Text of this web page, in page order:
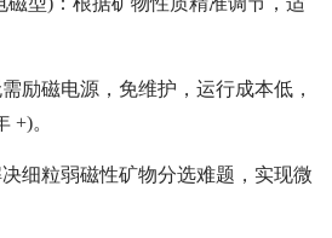
励磁电源，免维护，运行成本低，
+)。
细粒弱磁性矿物分选难题，实现微